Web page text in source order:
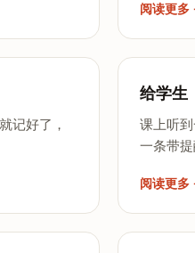
阅读更多
记好了，
给学生
课上听
一条带提
阅读更多